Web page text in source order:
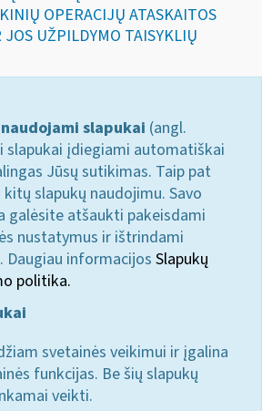
OPERACIJŲ ATASKAITOS
JOS UŽPILDYMO TAISYKLIŲ
slapukai (angl.
slapukai įdiegiami automatiškai
Jūsų sutikimas. Taip pat
slapukų naudojimu. Savo
galėsite atšaukti pakeisdami
nustatymus ir ištrindami
Daugiau informacijos Slapukų
politika.
svetainės veikimui ir įgalina
funkcijas. Be šių slapukų
veikti.